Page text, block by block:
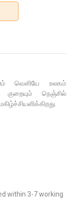
வெளியே உலகம்
குறையும் நெஞ்சில்
within 3-7 working